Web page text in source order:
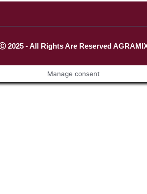
2025 - All Rights Are Reserved
Manage consent